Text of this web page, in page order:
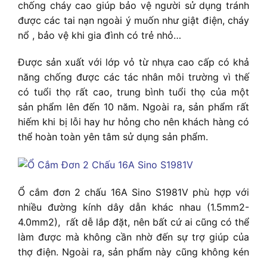
chống cháy cao giúp bảo vệ người sử dụng tránh
được các tai nạn ngoài ý muốn như giật điện, cháy
nổ , bảo vệ khi gia đình có trẻ nhỏ…
Được sản xuất với lớp vỏ từ nhựa cao cấp có khả
năng chống được các tác nhân môi trường vì thế
có tuổi thọ rất cao, trung bình tuổi thọ của một
sản phẩm lên đến 10 năm. Ngoài ra, sản phẩm rất
hiếm khi bị lỗi hay hư hỏng cho nên khách hàng có
thể hoàn toàn yên tâm sử dụng sản phẩm.
Ổ cắm đơn 2 chấu 16A Sino S1981V phù hợp với
nhiều đường kính dây dẫn khác nhau (1.5mm2-
4.0mm2), rất dễ lắp đặt, nên bất cứ ai cũng có thể
làm được mà không cần nhờ đến sự trợ giúp của
thợ điện. Ngoài ra, sản phẩm này cũng không kén